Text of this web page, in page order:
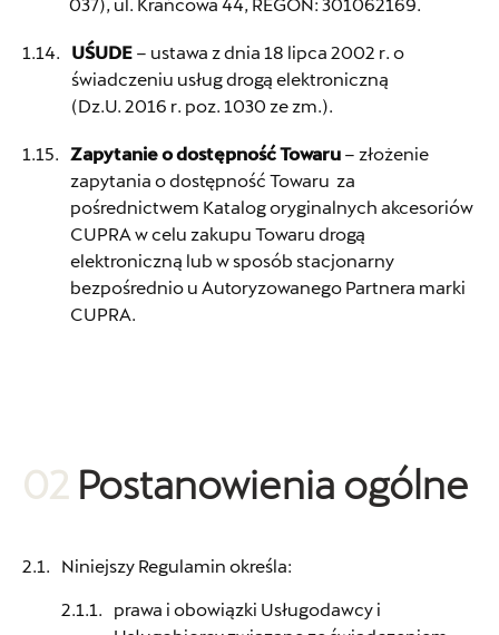
UŚUDE – ustawa z dnia 18 lipca 2002 r. o
świadczeniu usług drogą elektroniczną
(Dz.U. 2016 r. poz. 1030 ze zm.).
Zapytanie o dostępność Towaru – złożenie
zapytania o dostępność Towaru za
pośrednictwem Katalog oryginalnych akcesoriów
CUPRA w celu zakupu Towaru drogą
elektroniczną lub w sposób stacjonarny
bezpośrednio u Autoryzowanego Partnera marki
CUPRA.
02 Postanowienia ogólne
Niniejszy Regulamin określa:
prawa i obowiązki Usługodawcy i